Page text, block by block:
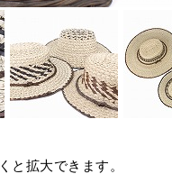
と拡大できます。